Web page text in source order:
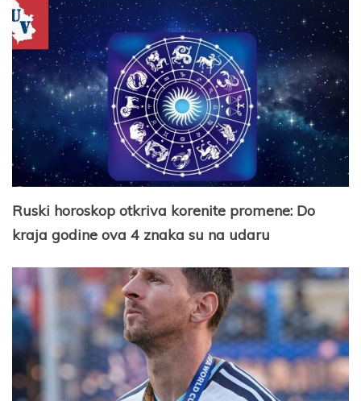
Ruski horoskop otkriva korenite promene: Do
kraja godine ova 4 znaka su na udaru